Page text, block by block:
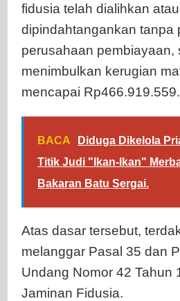
fidusia telah dialihkan atau
dipindahtangankan tanpa
perusahaan pembiayaan,
menimbulkan kerugian
mencapai Rp466.919.559.
BACA
Diduga Dikelola
Titik Judi "Ikan-Ikan"
Bakaran Batu Sergai.
Atas dasar tersebut,
melanggar Pasal 35 dan
Undang Nomor 42 Tahun
Jaminan Fidusia.